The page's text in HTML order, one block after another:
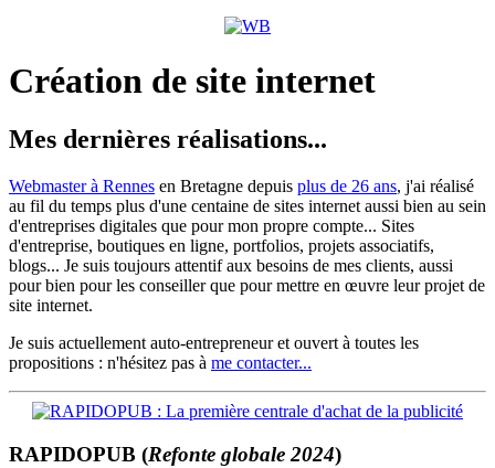
Création de site internet
Mes dernières réalisations...
Webmaster à Rennes en Bretagne depuis plus de 26 ans, j'ai réalisé
au fil du temps plus d'une centaine de sites internet aussi bien au sein
d'entreprises digitales que pour mon propre compte... Sites
d'entreprise, boutiques en ligne, portfolios, projets associatifs,
blogs... Je suis toujours attentif aux besoins de mes clients, aussi
pour bien pour les conseiller que pour mettre en œuvre leur projet de
site internet.
Je suis actuellement auto-entrepreneur et ouvert à toutes les
propositions : n'hésitez pas à me contacter...
RAPIDOPUB (Refonte globale 2024)